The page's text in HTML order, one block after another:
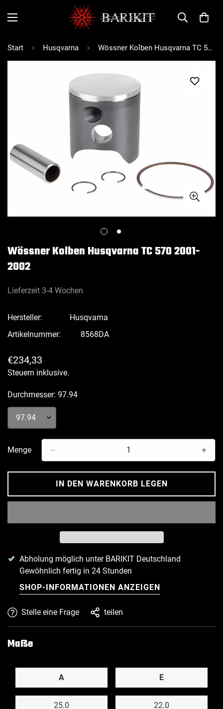
Start Husqvarna Wössner Kolben Husqvarna TC 570 2001-2002
Wössner Kolben Husqvarna TC 570 2001-
2002
Lieferzeit 3-4 Wochen
Hersteller:
Husqvarna
Artikelnummer:
8568DA
Regulärer
Preis
€234,33
Steuern inklusive.
Durchmesser: 97.94
Menge
IN DEN WARENKORB LEGEN
Abholung möglich unter BARIKIT Deutschland
Gewöhnlich fertig in 24 Stunden
SHOP-INFORMATIONEN ANZEIGEN
Stelle eine Frage teilen
Maße
A E
25.0 22.0